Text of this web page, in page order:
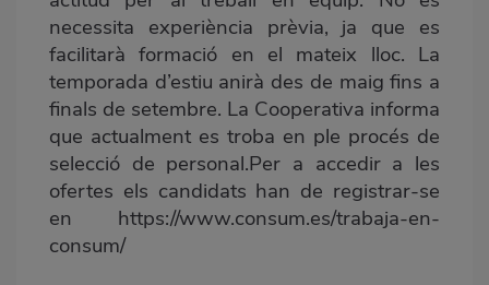
necessita experiència prèvia, ja que es
facilitarà formació en el mateix lloc. La
temporada d’estiu anirà des de maig fins a
finals de setembre. La Cooperativa informa
que actualment es troba en ple procés de
selecció de personal.Per a accedir a les
ofertes els candidats han de registrar-se
en https://www.consum.es/trabaja-en-
consum/